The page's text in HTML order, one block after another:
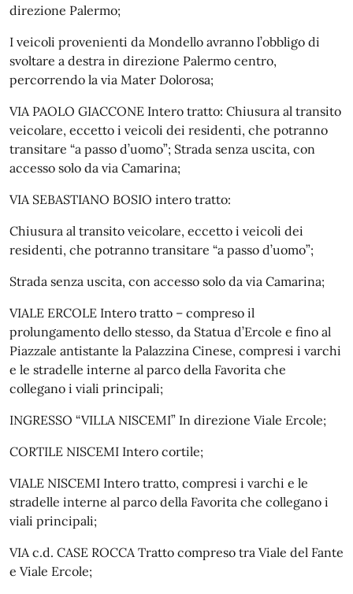
direzione Palermo;
I veicoli provenienti da Mondello avranno l’obbligo di
svoltare a destra in direzione Palermo centro,
percorrendo la via Mater Dolorosa;
VIA PAOLO GIACCONE Intero tratto: Chiusura al transito
veicolare, eccetto i veicoli dei residenti, che potranno
transitare “a passo d’uomo”; Strada senza uscita, con
accesso solo da via Camarina;
VIA SEBASTIANO BOSIO intero tratto:
Chiusura al transito veicolare, eccetto i veicoli dei
residenti, che potranno transitare “a passo d’uomo”;
Strada senza uscita, con accesso solo da via Camarina;
VIALE ERCOLE Intero tratto – compreso il
prolungamento dello stesso, da Statua d’Ercole e fino al
Piazzale antistante la Palazzina Cinese, compresi i varchi
e le stradelle interne al parco della Favorita che
collegano i viali principali;
INGRESSO “VILLA NISCEMI” In direzione Viale Ercole;
CORTILE NISCEMI Intero cortile;
VIALE NISCEMI Intero tratto, compresi i varchi e le
stradelle interne al parco della Favorita che collegano i
viali principali;
VIA c.d. CASE ROCCA Tratto compreso tra Viale del Fante
e Viale Ercole;